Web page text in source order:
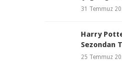
31 Temmuz
Harry
Sezondan
25 Temmuz